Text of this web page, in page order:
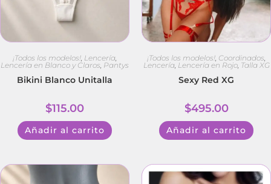
¡Todos los modelos! Lencería
Lencería en Blanco y Claros Pantys
Bikini Blanco Unitalla
$115.00
Añadir al carrito
¡Todos los modelos! Coordinados
Lencería, Lencería en Rojo, Talla XG
Sexy Red XG
$495.00
Añadir al carrito